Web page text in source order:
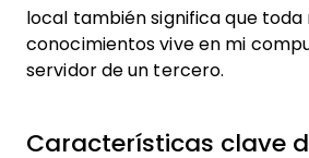
local también significa que toda
conocimientos vive en mi
servidor de un tercero.
Características clave